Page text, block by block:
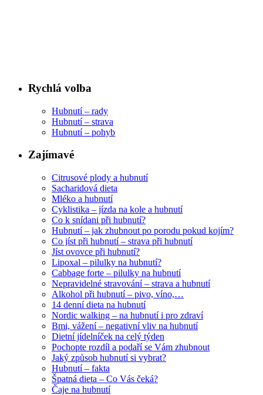
Rychlá volba
Hubnutí – rady
Hubnutí – strava
Hubnutí – pohyb
Zajímavé
Citrusové plody a hubnutí
Sacharidová dieta
Mléko a hubnutí
Cyklistika – jízda na kole a hubnutí
Co k snídani při hubnutí?
Hubnutí – jak zhubnout po porodu pokud kojím?
Co jíst při hubnutí – strava při hubnutí
Jíst ovovce při hubnutí?
Lipoxal – pilulky na hubnutí?
Cabbage forte – pilulky na hubnutí
Nepravidelné stravování – strava a hubnutí
Alkohol při hubnutí – pivo, víno,…
14 denní dieta na hubnutí
Nordic walking – na hubnutí i pro zdraví
Bmi, vážení – negativní vliv na hubnutí
Dietní jídelníček na celý týden
Pochopte rozdíl a podaří se Vám zhubnout
Jaký způsob hubnutí si vybrat?
Hubnutí – fakta
Špatná dieta – Co Vás čeká?
Čaje na hubnutí